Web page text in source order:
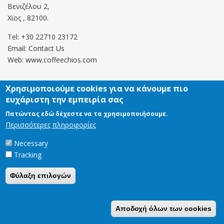
Βενιζέλου 2,
Χϊος , 82100.
Tel: +30 22710 23172
Email: Contact Us
Web: www.coffeechios.com
Οροι χρήσης
Πολιτική επιστροφών
Copyright © 2021 CoffeeChios. All rights reserved.
Χρησιμοποιούμε cookies για να κάνουμε πιο
ευχάριστη την εμπειρία σας
Πατώντας εδώ δέχεστε να τα χρησιμοποιήσουμε.
Περισσότερες πληροφορίες
Necessary
Tracking
Φύλαξη επιλογών
Αποδοχή όλων των cookies